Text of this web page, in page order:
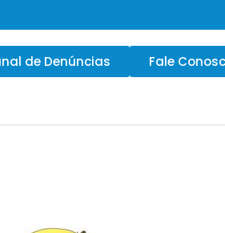
de Denúncias Fale